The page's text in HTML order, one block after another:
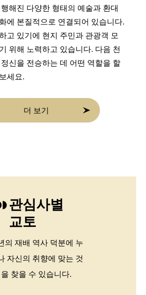
해진 다양한 형태의 예술과 환대
에 본질적으로 연결되어 있습니다.
고 있기에 현지 주민과 관광객 모
위해 노력하고 있습니다. 다음 천
신을 전승하는 데 어떤 역할을 할
세요.
더 보기
관심사별
교토
의 재배 역사 덕분에 누
자신의 취향에 맞는 것
을 찾을 수 있습니다.